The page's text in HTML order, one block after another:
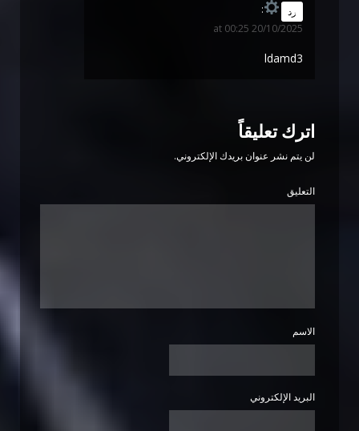
says:
20/10/2025 at 00:25
رد
ldamd3
اترك تعليقاً
لن يتم نشر عنوان بريدك الإلكتروني.
التعليق
الاسم
البريد الإلكتروني